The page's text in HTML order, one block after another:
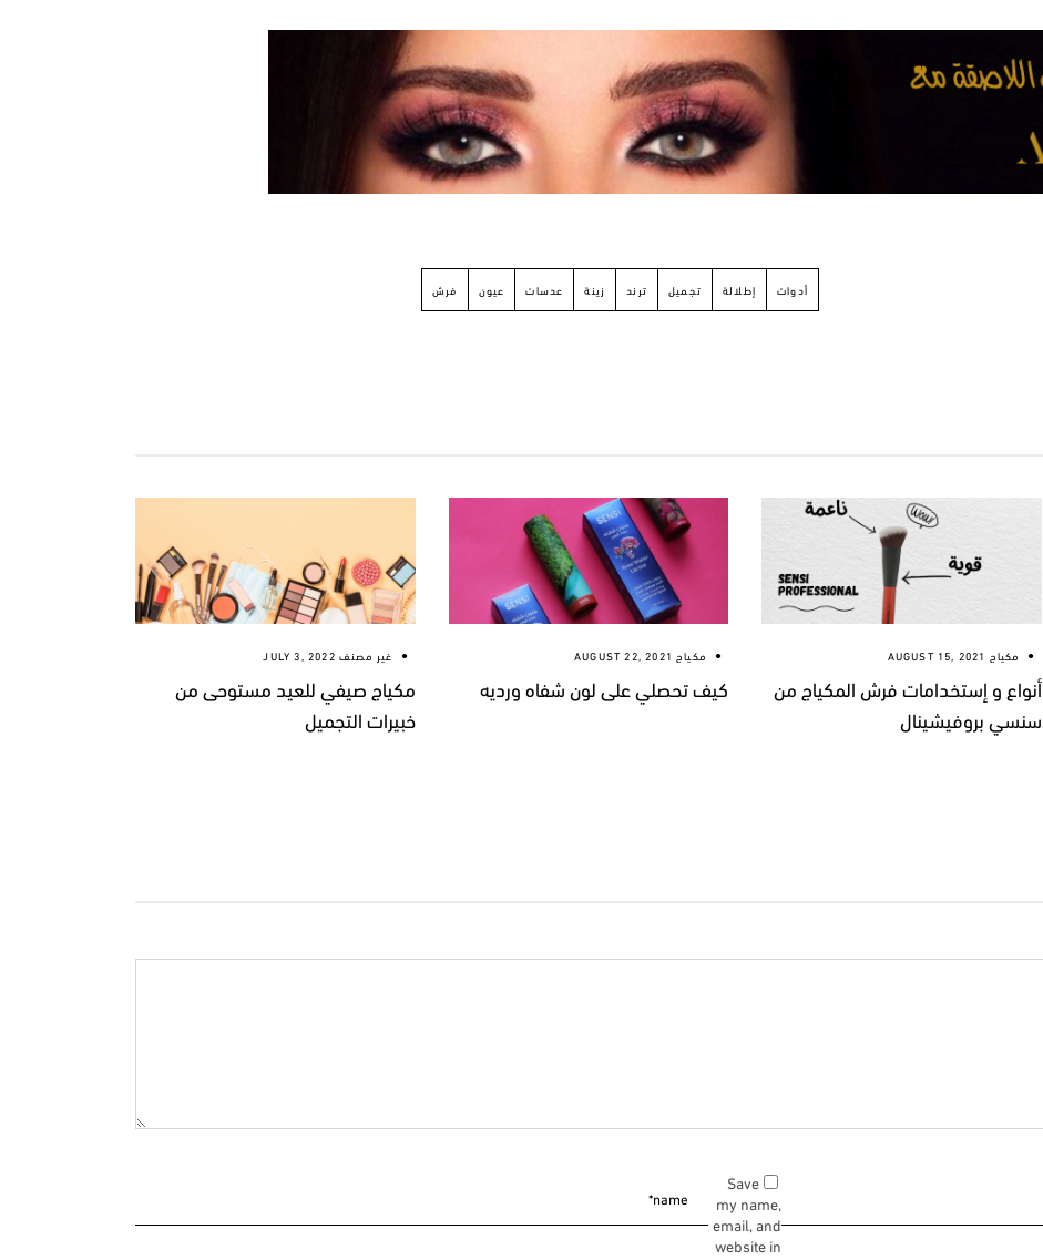
أدوات إطلالة تجميل ترند زينة عدسات عيون فرش
غير مصنف JULY 3, 2022
مكياج صيفي للعيد مستوحى من
خبيرات التجميل
مكياج AUGUST 22, 2021
كيف تحصلي على لون شفاه ورديه
مكياج AUGUST 15, 2021
أنواع و إستخدامات فرش المكياج من
سنسي بروفيشينال
Save
my name,
email, and
website in